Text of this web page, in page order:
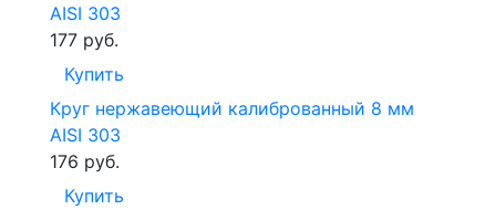
AISI 303
177 руб.
Купить
Круг нержавеющий калиброванный 8 мм
AISI 303
176 руб.
Купить